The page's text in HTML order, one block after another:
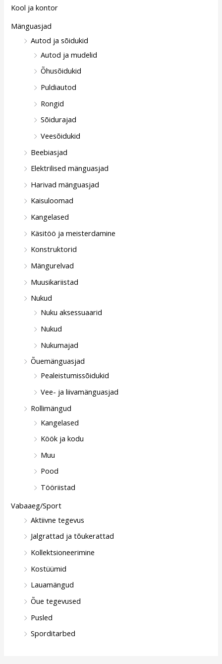
Kool ja kontor
Mänguasjad
Autod ja sõidukid
Autod ja mudelid
Õhusõidukid
Puldiautod
Rongid
Sõidurajad
Veesõidukid
Beebiasjad
Elektrilised mänguasjad
Harivad mänguasjad
Kaisuloomad
Kangelased
Käsitöö ja meisterdamine
Konstruktorid
Mängurelvad
Muusikariistad
Nukud
Nuku aksessuaarid
Nukud
Nukumajad
Õuemänguasjad
Pealeistumissõidukid
Vee- ja liivamänguasjad
Rollimängud
Kangelased
Köök ja kodu
Muu
Pood
Tööriistad
Vabaaeg/Sport
Aktiivne tegevus
Jalgrattad ja tõukerattad
Kollektsioneerimine
Kostüümid
Lauamängud
Õue tegevused
Pusled
Sporditarbed